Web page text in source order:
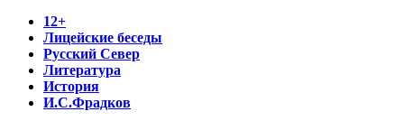
12+
Лицейские беседы
Русский Север
Литература
История
И.С.Фрадков